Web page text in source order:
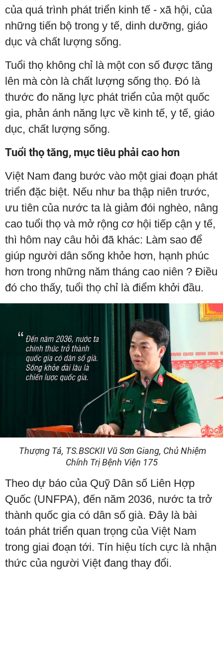
của quá trình phát triển kinh tế - xã hội, của
những tiến bộ trong y tế, dinh dưỡng, giáo
dục và chất lượng sống.
Tuổi thọ không chỉ là một con số được tăng
lên mà còn là chất lượng sống thọ. Đó là
thước đo năng lực phát triển của một quốc
gia, phản ánh năng lực về kinh tế, y tế, giáo
dục, chất lượng sống.
Tuổi thọ tăng, mục tiêu phải cao hơn
Việt Nam đang bước vào một giai đoạn phát
triển đặc biệt. Nếu như ba thập niên trước,
ưu tiên của nước ta là giảm đói nghèo, nâng
cao tuổi thọ và mở rộng cơ hội tiếp cận y tế,
thì hôm nay câu hỏi đã khác: Làm sao để
giúp người dân sống khỏe hơn, hạnh phúc
hơn trong những năm tháng cao niên ? Điều
đó cho thấy, tuổi thọ chỉ là điểm khởi đầu.
Thượng Tá, TS.BSCKII Vũ Sơn Giang, Chủ Nhiệm
Chính Trị Bệnh Viện 175
Theo dự báo của Quỹ Dân số Liên Hợp
Quốc (UNFPA), đến năm 2036, nước ta trở
thành quốc gia có dân số già. Đây là bài
toán phát triển quan trọng của Việt Nam
trong giai đoạn tới. Tín hiệu tích cực là nhận
thức của người Việt đang thay đổi.